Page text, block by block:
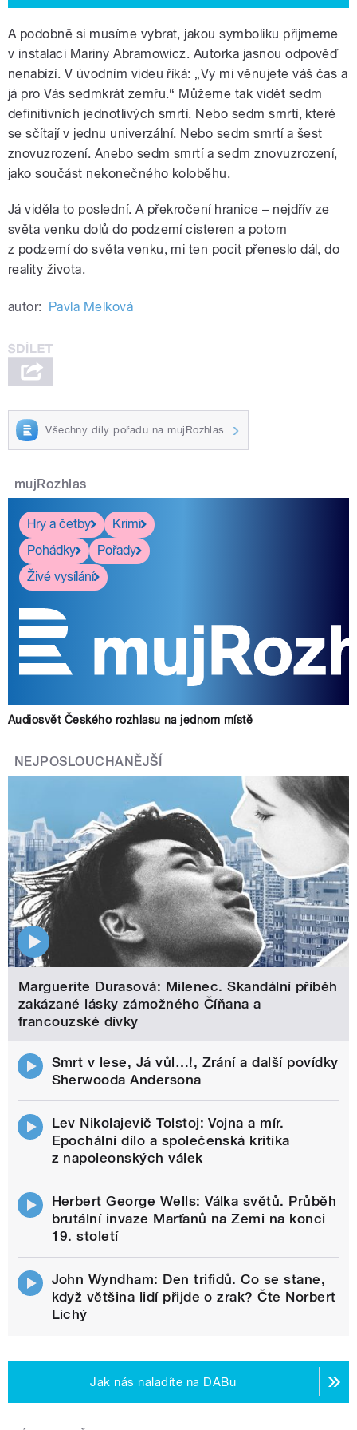
A podobně si musíme vybrat, jakou symboliku přijmeme
v instalaci Mariny Abramowicz. Autorka jasnou odpověď
nenabízí. V úvodním videu říká: „Vy mi věnujete váš čas a
já pro Vás sedmkrát zemřu.“ Můžeme tak vidět sedm
definitivních jednotlivých smrtí. Nebo sedm smrtí, které
se sčítají v jednu univerzální. Nebo sedm smrtí a šest
znovuzrození. Anebo sedm smrtí a sedm znovuzrození,
jako součást nekonečného koloběhu.
Já viděla to poslední. A překročení hranice – nejdřív ze
světa venku dolů do podzemí cisteren a potom
z podzemí do světa venku, mi ten pocit přeneslo dál, do
reality života.
autor: Pavla Melková
Všechny díly pořadu na mujRozhlas
mujRozhlas
Hry a četby
Krimi
Pohádky
Pořady
Živé vysílání
Audiosvět Českého rozhlasu na jednom místě
NEJPOSLOUCHANĚJŠÍ
Marguerite Durasová: Milenec. Skandální příběh
zakázané lásky zámožného Číňana a
francouzské dívky
Smrt v lese, Já vůl…!, Zrání a další povídky
Sherwooda Andersona
Lev Nikolajevič Tolstoj: Vojna a mír.
Epochální dílo a společenská kritika
z napoleonských válek
Herbert George Wells: Válka světů. Průběh
brutální invaze Marťanů na Zemi na konci
19. století
John Wyndham: Den trifidů. Co se stane,
když většina lidí přijde o zrak? Čte Norbert
Lichý
Jak nás naladíte na DABu